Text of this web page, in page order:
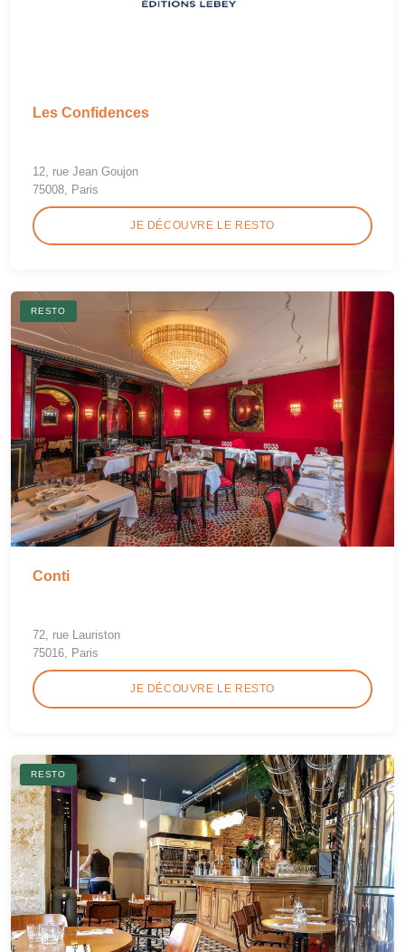
Les Confidences
12, rue Jean Goujon
75008, Paris
JE DÉCOUVRE LE RESTO
RESTO
Conti
72, rue Lauriston
75016, Paris
JE DÉCOUVRE LE RESTO
RESTO